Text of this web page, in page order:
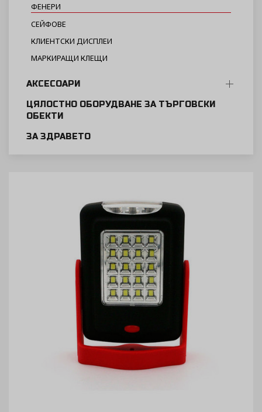
ФЕНЕРИ
СЕЙФОВЕ
КЛИЕНТСКИ ДИСПЛЕИ
МАРКИРАЩИ КЛЕЩИ
АКСЕСОАРИ
ЦЯЛОСТНО ОБОРУДВАНЕ ЗА ТЪРГОВСКИ
ОБЕКТИ
ЗА ЗДРАВЕТО